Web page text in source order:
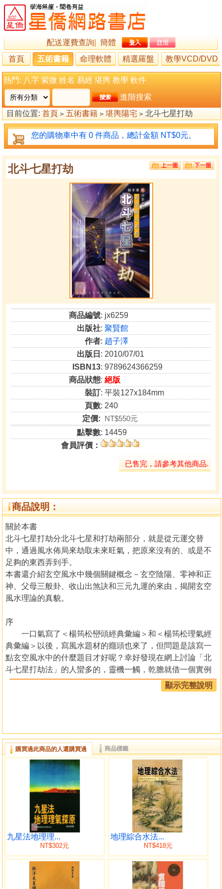
配送運費查詢
簡體
首頁
五術書籍 命理軟體 精選羅盤 教學VCD/DVD
熱門: 八字 紫微 姓名 易經 堪輿 教學 軟件
進階搜索
目前位置: 首頁 > 五術書籍 > 堪輿陽宅 > 北斗七星打劫
您的購物車中有 0 件商品，總計金額 NT$0元。
北斗七星打劫
商品編號: jx6259
出版社:聚賢館
作者: 趙子澤
出版日 : 2010/07/01
ISBN13: 9789624366259
商品狀態:絕版
裝訂: 平裝127x184mm
頁數: 240
定價: NT$550元
點擊數: 14459
會員評價：
已售完，請參考其他商品.
商品說明：
關於本書
北斗七星打劫分北斗七星和打劫兩部分，就是從元運交替
中，通過風水佈局來劫取未來旺氣，把原來沒有的、或是不
足夠的東西弄到手。
本書還介紹玄空風水中幾個關鍵概念－玄空陰陽、零神和正
神、父母三般卦、收山出煞訣和三元九運的來由，揭開玄空
風水理論的真貌。
序
一口氣寫了＜楊筠松巒頭經典彙編＞和＜楊筠松理氣經
典彙編＞以後，寫風水題材的癮頭也來了，但問題是該寫一
點玄空風水中的什麼題目才好呢？幸好發現在網上討論「北
斗七星打劫法」的人蠻多的，靈機一觸，乾膽就借一個實例
去說明「北斗七星打劫法」的來龍去脈，它的實際效用，以
組成斗杓形狀的星座Asterism，中國星名分別稱為北斗一
（天樞），北斗二（天璇），北斗三（天璣），北斗四（天
權），北斗五（玉衡），北斗六（開陽），北斗七（搖
．．．．．．．．．．．．．．．．．．．．．．．．．
北斗七星打劫案例
北斗七星打劫古義
四庫全書所載的解釋
蔣大鴻地理辨正的解釋
章仲山地理辨正直解的解釋
顯示完整說明
購買過此商品的人還購買過 商品標籤
九星法地理理...
NT$302元
地理綜合水法...
NT$418元